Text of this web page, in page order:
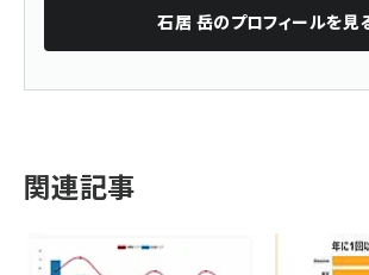
石居 岳のプロフィールを見
関連記事